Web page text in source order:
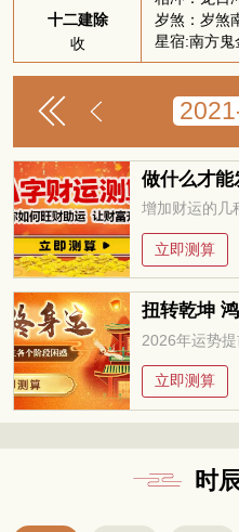
十二建除
收
岁煞：岁煞
星宿:南方鬼
做什么才能
增加财运的几
立即测算
扭转乾坤
2026年运势
立即测算
时